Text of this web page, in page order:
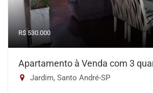
R$ 530.000
Apartamento à Venda com 3
Jardim, Santo André-SP